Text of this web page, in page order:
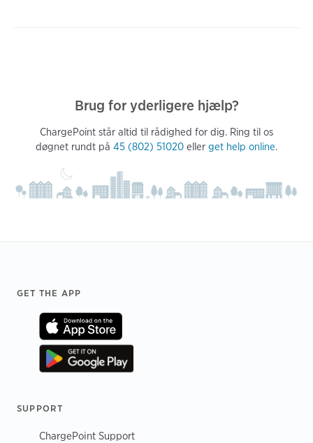
Brug for yderligere hjælp?
ChargePoint står altid til rådighed for dig. Ring til os
døgnet rundt på 45 (802) 51020 eller get help online.
Footer
GET THE APP
SUPPORT
ChargePoint Support